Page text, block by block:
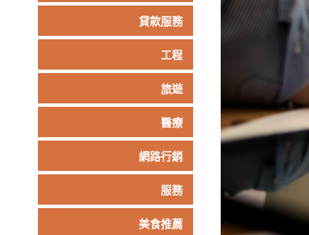
貸款服務
工程
旅遊
醫療
網路行銷
服務
美食推薦